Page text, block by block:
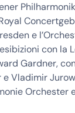
e
con la
Gardner,
Vladimir
Orchester